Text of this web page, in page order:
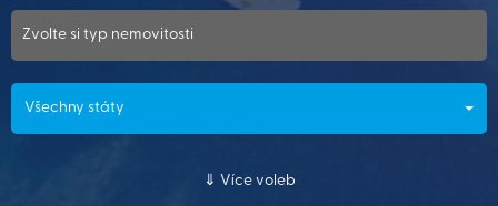
Zvolte si typ nemovitosti
Všechny státy
Více voleb